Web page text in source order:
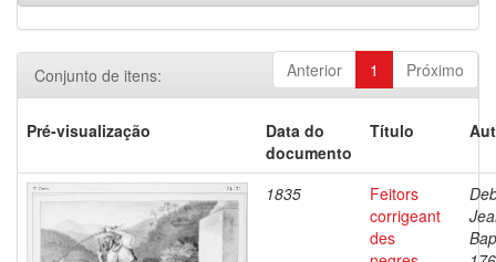
Anterior 1 Próximo
Conjunto de itens:
Pré-visualização
Data do
documento
Título
1835
Feitors
corrigeant
des